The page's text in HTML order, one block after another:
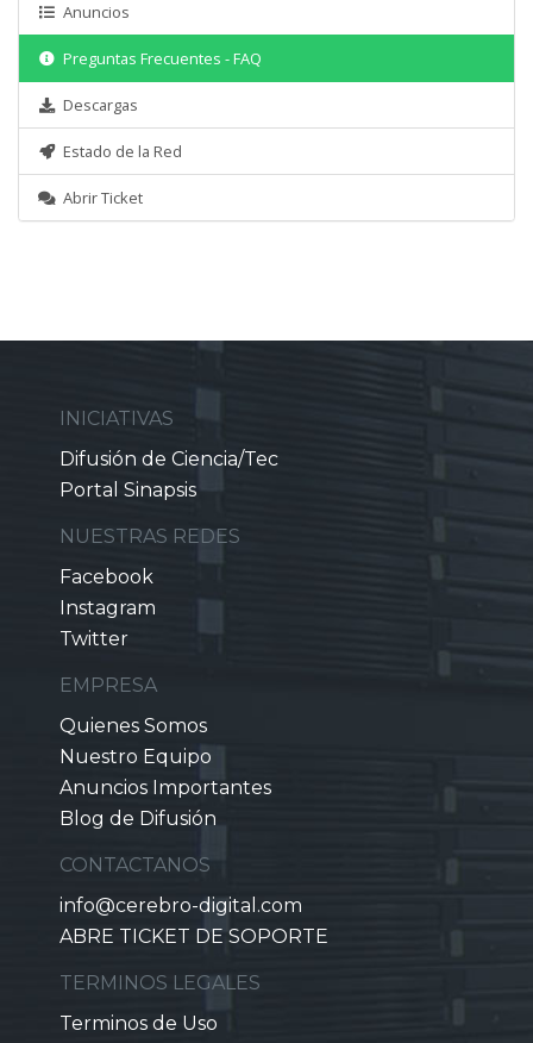
Anuncios
Preguntas Frecuentes - FAQ
Descargas
Estado de la Red
Abrir Ticket
INICIATIVAS
Difusión de Ciencia/Tec
Portal Sinapsis
NUESTRAS REDES
Facebook
Instagram
Twitter
EMPRESA
Quienes Somos
Nuestro Equipo
Anuncios Importantes
Blog de Difusión
CONTACTANOS
info@cerebro-digital.com
ABRE TICKET DE SOPORTE
TERMINOS LEGALES
Terminos de Uso